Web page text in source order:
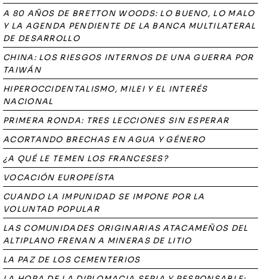
A 80 AÑOS DE BRETTON WOODS: LO BUENO, LO MALO
Y LA AGENDA PENDIENTE DE LA BANCA MULTILATERAL
DE DESARROLLO
CHINA: LOS RIESGOS INTERNOS DE UNA GUERRA POR
TAIWÁN
HIPEROCCIDENTALISMO, MILEI Y EL INTERÉS
NACIONAL
PRIMERA RONDA: TRES LECCIONES SIN ESPERAR
ACORTANDO BRECHAS EN AGUA Y GÉNERO
¿A QUÉ LE TEMEN LOS FRANCESES?
VOCACIÓN EUROPEÍSTA
CUANDO LA IMPUNIDAD SE IMPONE POR LA
VOLUNTAD POPULAR
LAS COMUNIDADES ORIGINARIAS ATACAMEÑOS DEL
ALTIPLANO FRENAN A MINERAS DE LITIO
LA PAZ DE LOS CEMENTERIOS